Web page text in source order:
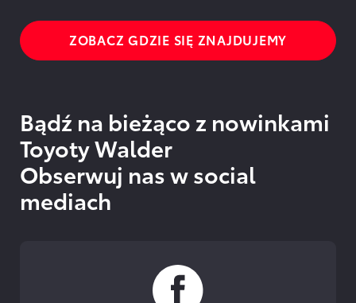
ZOBACZ GDZIE SIĘ ZNAJDUJEMY
Bądź na bieżąco z nowinkami
Toyoty Walder
Obserwuj nas w social
mediach